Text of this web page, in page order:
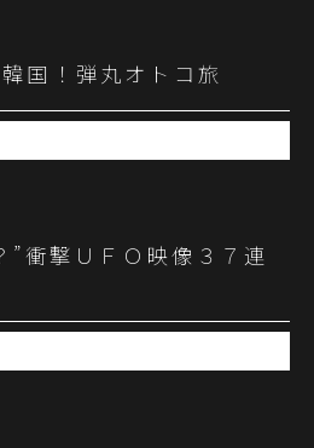
国！弾丸オトコ旅
”衝撃ＵＦＯ映像３７連